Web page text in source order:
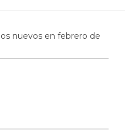
nuevos en febrero de